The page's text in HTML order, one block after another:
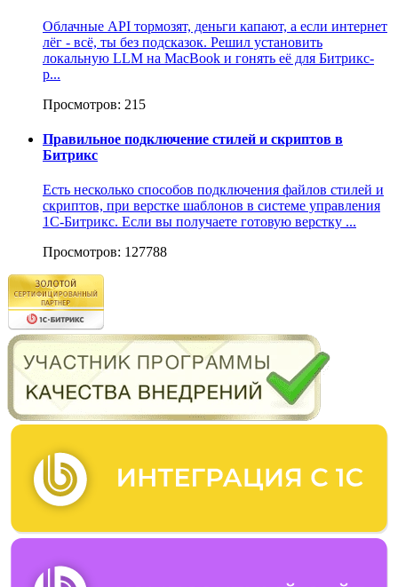
Облачные API тормозят, деньги капают, а если интернет
лёг - всё, ты без подсказок. Решил установить
локальную LLM на MacBook и гонять её для Битрикс-
р...
Просмотров: 215
Правильное подключение стилей и скриптов в
Битрикс
Есть несколько способов подключения файлов стилей и
скриптов, при верстке шаблонов в системе управления
1С-Битрикс. Если вы получаете готовую верстку ...
Просмотров: 127788